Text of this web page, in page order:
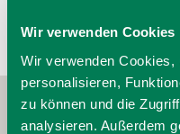
Wir verwenden Cookies
Wir verwenden Cookies,
personalisieren,
zu können und die
analysieren. Außerdem